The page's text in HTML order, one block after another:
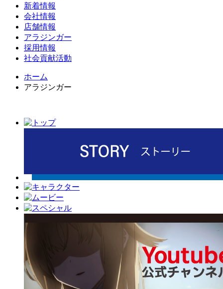
新着情報
会社情報
店舗情報
アラジンガー
採用情報
社会貢献活動
ホーム
アラジンガー